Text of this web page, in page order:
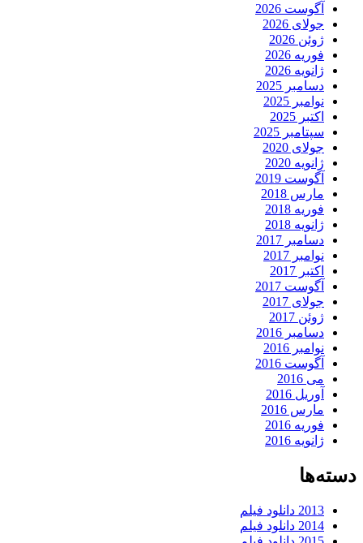
آگوست 2026
جولای 2026
ژوئن 2026
فوریه 2026
ژانویه 2026
دسامبر 2025
نوامبر 2025
اکتبر 2025
سپتامبر 2025
جولای 2020
ژانویه 2020
آگوست 2019
مارس 2018
فوریه 2018
ژانویه 2018
دسامبر 2017
نوامبر 2017
اکتبر 2017
آگوست 2017
جولای 2017
ژوئن 2017
دسامبر 2016
نوامبر 2016
آگوست 2016
می 2016
آوریل 2016
مارس 2016
فوریه 2016
ژانویه 2016
دسته‌ها
2013 دانلود فیلم
2014 دانلود فیلم